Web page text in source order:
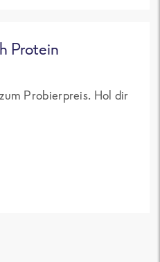
Protein
Probierpreis. Hol dir